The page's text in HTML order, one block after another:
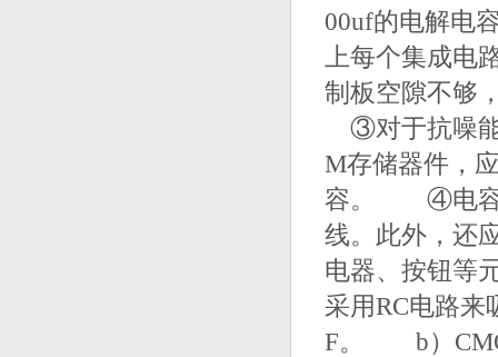
00uf的电解电
上每个集成电
制板空隙不够
③对于抗噪能
M存储器件，
容。 ④电容引
线。此外，还
电器、按钮等
采用RC电路来
F。 b）